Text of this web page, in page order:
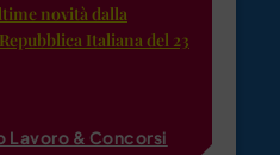
novità dalla
Italiana del 23
Lavoro & Concorsi